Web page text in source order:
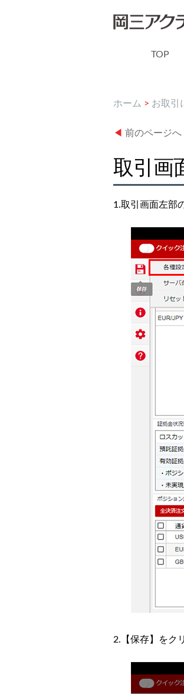
TOP
ホーム > お取引
◀ 前のページへ
取引画
1.取引画面左部
2.【保存】をク